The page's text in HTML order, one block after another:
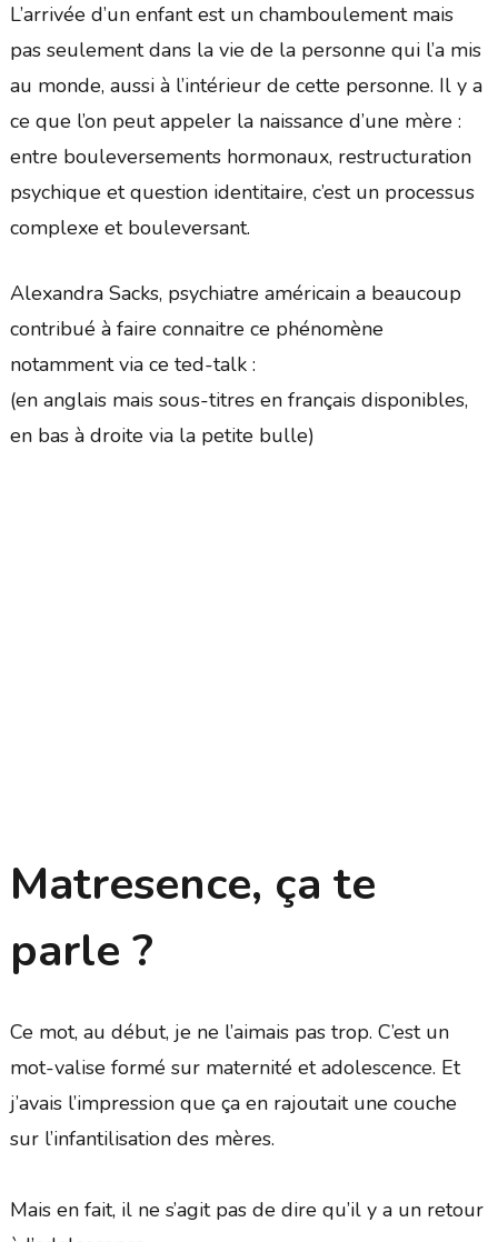
L’arrivée d’un enfant est un chamboulement mais
pas seulement dans la vie de la personne qui l’a mis
au monde, aussi à l’intérieur de cette personne. Il y a
ce que l’on peut appeler la naissance d’une mère :
entre bouleversements hormonaux, restructuration
psychique et question identitaire, c’est un processus
complexe et bouleversant.
Alexandra Sacks, psychiatre américain a beaucoup
contribué à faire connaitre ce phénomène
notamment via ce ted-talk :
(en anglais mais sous-titres en français disponibles,
en bas à droite via la petite bulle)
Matresence, ça te
parle ?
Ce mot, au début, je ne l’aimais pas trop. C’est un
mot-valise formé sur maternité et adolescence. Et
j’avais l’impression que ça en rajoutait une couche
sur l’infantilisation des mères.
Mais en fait, il ne s’agit pas de dire qu’il y a un retour